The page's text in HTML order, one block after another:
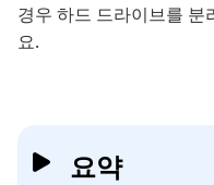
경우 하드 드라이브를 분
요.
요약